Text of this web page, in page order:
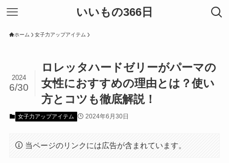
いいもの366日
ホーム 女子力アップアイテム
ロレッタハードゼリーがパーマの
女性におすすめの理由とは？使い
方とコツも徹底解説！
2024
6/30
女子力アップアイテム 2024年6月30日
当ページのリンクには広告が含まれています。